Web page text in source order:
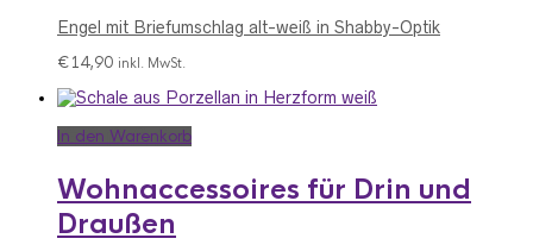
Engel mit Briefumschlag alt-weiß in Shabby-Optik
€14,90 inkl. MwSt.
In den Warenkorb
Wohnaccessoires für Drin und
Draußen